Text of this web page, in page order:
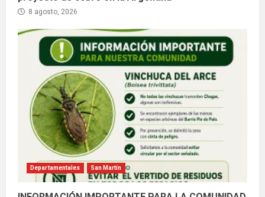
8 agosto, 2026
Departamentales San Martín